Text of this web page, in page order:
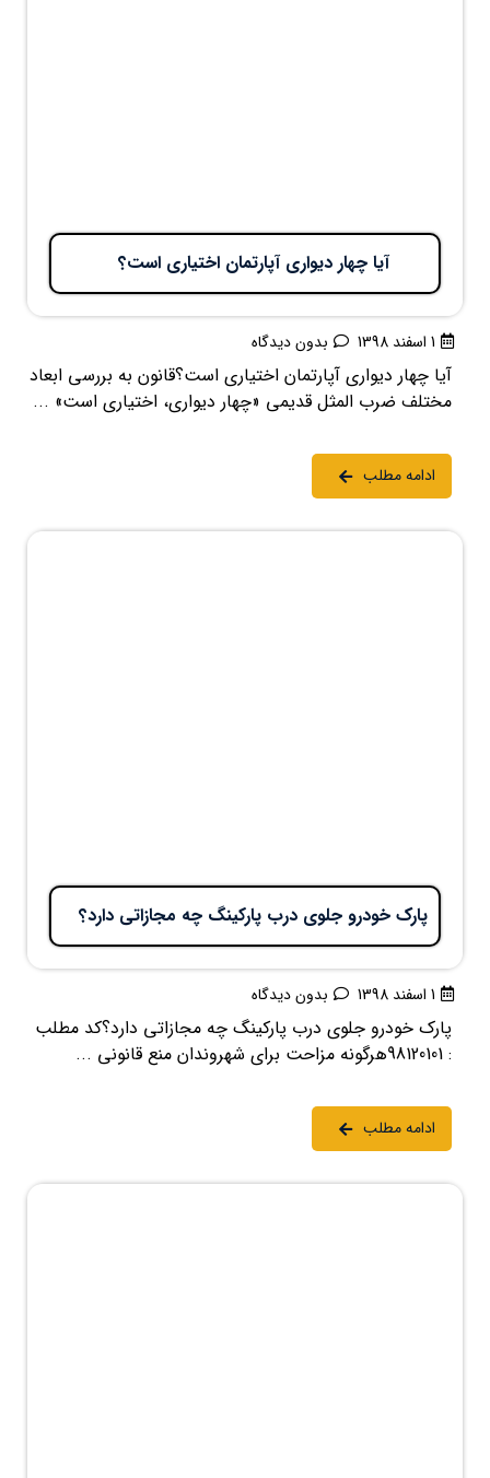
آیا چهار دیواری آپارتمان اختیاری است؟
1 اسفند 1398 بدون دیدگاه
آیا چهار دیواری آپارتمان اختیاری است؟قانون به بررسی ابعاد
مختلف ضرب المثل قدیمی «چهار دیواری، اختیاری است» ...
ادامه مطلب
پارک خودرو جلوی درب پارکینگ چه مجازاتی دارد؟
1 اسفند 1398 بدون دیدگاه
پارک خودرو جلوی درب پارکینگ چه مجازاتی دارد؟کد مطلب
: 98120101هرگونه مزاحت برای شهروندان منع قانونی ...
ادامه مطلب